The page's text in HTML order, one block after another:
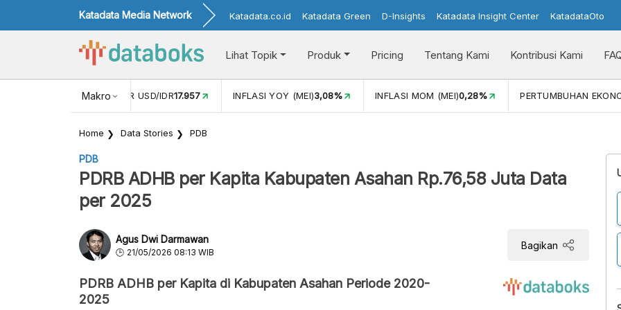
Katadata Media Network Katadata.co.id Katadata Green D-Insights Katadata Insight Center KatadataOto
Lihat Topik Produk Pricing Tentang Kami Kontribusi Kami
Makro
NILAI TUKAR USD/IDR17.957 INFLASI YOY (MEI)3,08% INFLASI MOM (MEI)0,28% PERTUMBUHAN
Home Data Stories PDB
PDB
PDRB ADHB per Kapita Kabupaten Asahan Rp.76,58 Juta Data
per 2025
Agus Dwi Darmawan
21/05/2026 08:13 WIB
Bagikan
PDRB ADHB per Kapita di Kabupaten Asahan Periode 2020-
2025